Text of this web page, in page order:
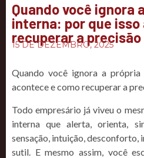
Quando você ignora
interna: por que
recuperar a
15 DE DEZEMBRO, 2025
Quando você ignora a
acontece e como recuperar a
Todo empresário já viveu o
interna que alerta, orienta,
sensação, intuição, desconforto,
sutil. E mesmo assim, você